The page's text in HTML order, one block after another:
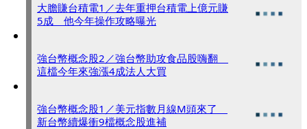
大膽賺台積電1／去年重押台積電上億元賺
5成 他今年操作攻略曝光
強台幣概念股2／強台幣助攻食品股嗨翻
這檔今年來強漲4成法人大買
強台幣概念股1／美元指數月線M頭來了
新台幣續爆衝9檔概念股進補